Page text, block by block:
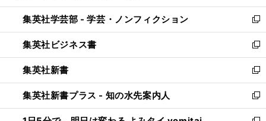
開
く
ウ
で
開
く
ン
ド
ウ
で
開
く
ウ
ィ
ン
ド
ウ
で
開
く
集英社学芸部 - 学芸・ノンフィクション
新
し
い
ウ
ィ
ン
ド
ウ
集英社ビジネス書
新
し
い
ウ
ィ
ン
集英社新書
新
し
い
ウ
集英社新書プラス - 知の水先案内人
新
し